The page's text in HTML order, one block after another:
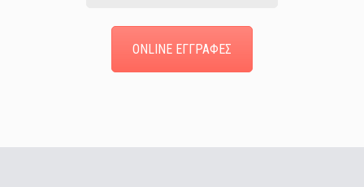
ONLINE ΕΓΓΡΑΦΕΣ